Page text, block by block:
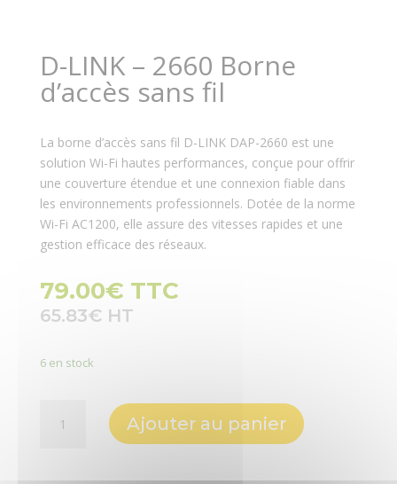
D-LINK – 2660 Borne
d’accès sans fil
La borne d’accès sans fil D-LINK DAP-2660 est une
solution Wi-Fi hautes performances, conçue pour offrir
une couverture étendue et une connexion fiable dans
les environnements professionnels. Dotée de la norme
Wi-Fi AC1200, elle assure des vitesses rapides et une
gestion efficace des réseaux.
79.00€ TTC
65.83€
6 en stock
Ajouter au panier